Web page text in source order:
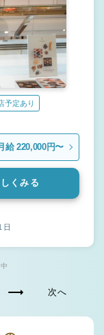
予定あり
給 220,000円〜
くみる
日
次へ